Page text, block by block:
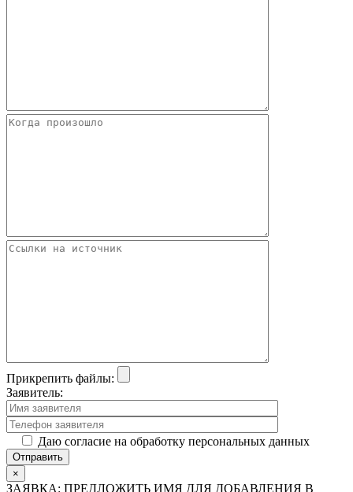
Прикрепить файлы:
Заявитель:
Даю согласие на обработку персональных данных
×
ЗАЯВКА: ПРЕДЛОЖИТЬ ИМЯ ДЛЯ ДОБАВЛЕНИЯ В